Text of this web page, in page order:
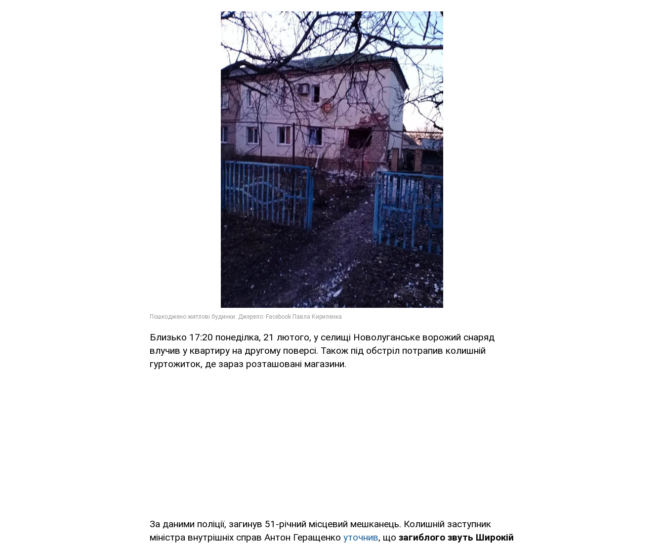
Близько 17:20 понеділка, 21 лютого, у селищі Новолуганське ворожий снаряд
влучив у квартиру на другому поверсі. Також під обстріл потрапив колишній
гуртожиток, де зараз розташовані магазини.
За даними поліції, загинув 51-річний місцевий мешканець. Колишній заступник
міністра внутрішніх справ Антон Геращенко уточнив, що загиблого звуть Широкій